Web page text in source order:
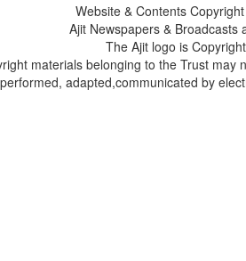
Website & Contents
Ajit Newspapers &
The Ajit logo is
materials belonging to the Trust
adapted,communicated by